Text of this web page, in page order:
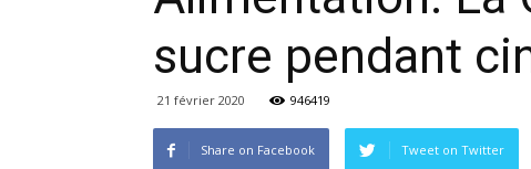
sucre pendant
21 février 2020 946419
Share on Facebook Tweet on Twitter